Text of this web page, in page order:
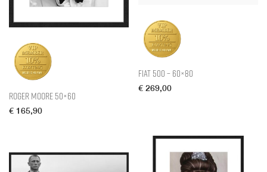
Roger Moore 50×60
€ 165,90
Fiat 500 – 60×80
€ 269,00